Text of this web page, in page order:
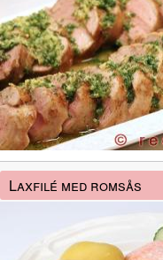
Laxfilé med romsås